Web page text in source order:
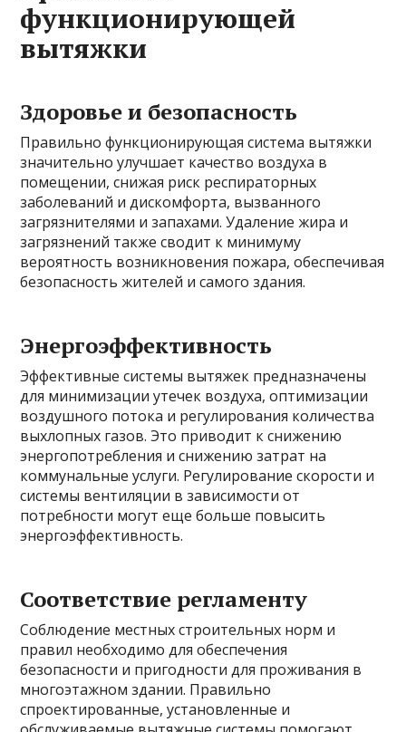
функционирующей
вытяжки
Здоровье и безопасность
Правильно функционирующая система вытяжки
значительно улучшает качество воздуха в
помещении, снижая риск респираторных
заболеваний и дискомфорта, вызванного
загрязнителями и запахами. Удаление жира и
загрязнений также сводит к минимуму
вероятность возникновения пожара, обеспечивая
безопасность жителей и самого здания.
Энергоэффективность
Эффективные системы вытяжек предназначены
для минимизации утечек воздуха, оптимизации
воздушного потока и регулирования количества
выхлопных газов. Это приводит к снижению
энергопотребления и снижению затрат на
коммунальные услуги. Регулирование скорости и
системы вентиляции в зависимости от
потребности могут еще больше повысить
энергоэффективность.
Соответствие регламенту
Соблюдение местных строительных норм и
правил необходимо для обеспечения
безопасности и пригодности для проживания в
многоэтажном здании. Правильно
спроектированные, установленные и